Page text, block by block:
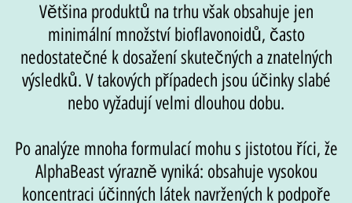
Většina produktů na trhu však obsahuje jen
minimální množství bioflavonoidů, často
nedostatečné k dosažení skutečných a znatelných
výsledků. V takových případech jsou účinky slabé
nebo vyžadují velmi dlouhou dobu.
Po analýze mnoha formulací mohu s jistotou říci, že
AlphaBeast výrazně vyniká: obsahuje vysokou
koncentraci účinných látek navržených k podpoře